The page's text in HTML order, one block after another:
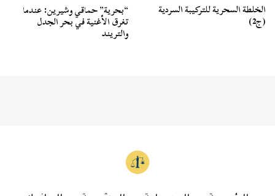
الخلطة السحرية للتركيبة السردية
(ج2)
“بحرية” حماقي وشيرين: عندما
تغرق الأغنية في بحر الجدل
والتريند